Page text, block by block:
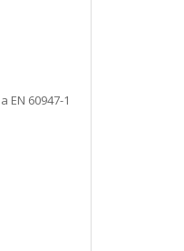
EN 60947-1